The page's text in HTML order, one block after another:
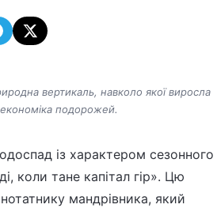
вертикаль, навколо якої виросла
подорожей.
із характером сезонного
коли тане капітал гір». Цю
мандрівника, який